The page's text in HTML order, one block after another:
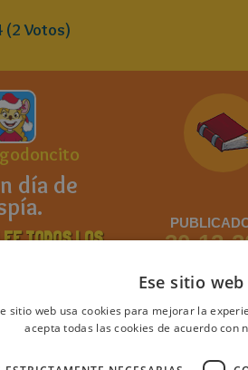
(2Votos)
día de
TODOS LOS
30-12-
Ese sitio
sitio web usa cookies para mejorar la
acepta todas las cookies de acuerdo con